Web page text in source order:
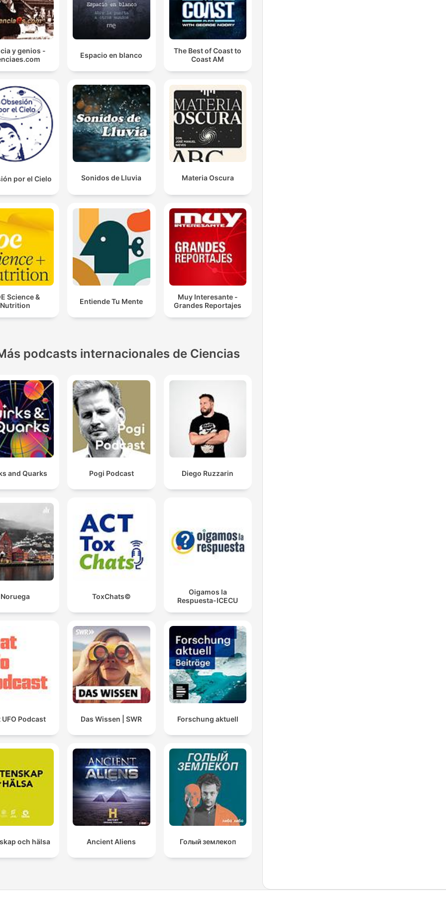
y genios -
Espacio en blanco
The Best of Coast to
Coast AM
por el Cielo Sonidos de Lluvia Materia Oscura
Science &
Nutrition
Entiende Tu Mente
Muy Interesante -
Grandes Reportajes
podcasts internacionales de Ciencias
and Quarks Pogi Podcast Diego Ruzzarin
Noruega ToxChats©
Oigamos la
Respuesta-ICECU
Podcast Das Wissen | SWR Forschung aktuell
och hälsa Ancient Aliens Голый землекоп